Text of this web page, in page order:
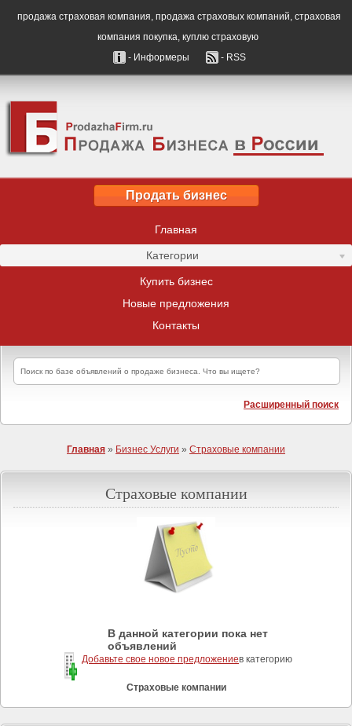
продажа страховая компания, продажа страховых компаний, страховая
компания покупка, куплю страховую
- Информеры
- RSS
Продать бизнес
Главная
Категории
Купить бизнес
Новые предложения
Контакты
Расширенный поиск
Главная » Бизнес Услуги » Страховые компании
Страховые компании
В данной категории пока нет
объявлений
Добавьте свое новое предложениев категорию
Страховые компании